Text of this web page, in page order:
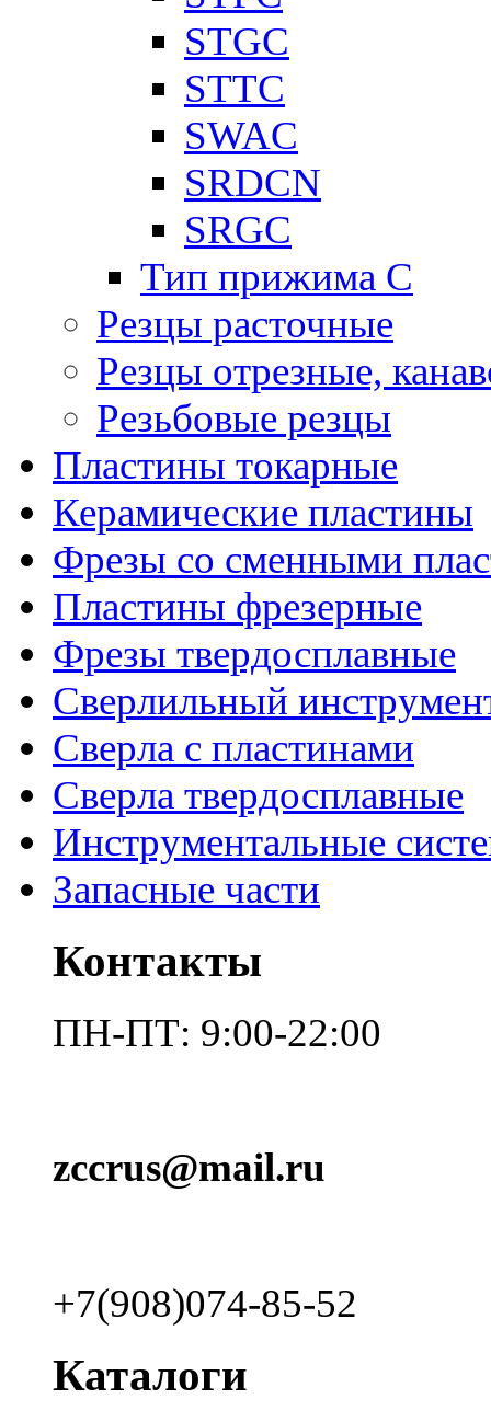
STGC
STTC
SWAC
SRDCN
SRGC
Тип прижима C
Резцы расточные
Резцы отрезные,
Резьбовые резцы
Пластины токарные
Керамические пластины
Фрезы со сменными
Пластины фрезерные
Фрезы твердосплавные
Сверлильный
Сверла с пластинами
Сверла твердосплавные
Инструментальные
Запасные части
Контакты
ПН-ПТ: 9:00-22:00
zccrus@mail.ru
+7(908)074-85-52
Каталоги